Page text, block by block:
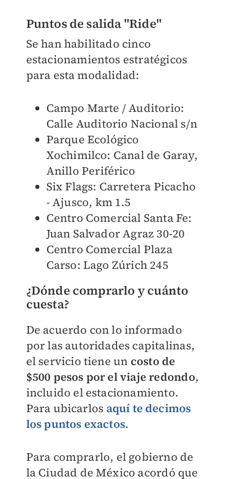
Puntos de salida "Ride"
Se han habilitado cinco
estacionamientos estratégicos
para esta modalidad:
Campo Marte / Auditorio:
Calle Auditorio Nacional s/n
Parque Ecológico
Xochimilco: Canal de Garay,
Anillo Periférico
Six Flags: Carretera Picacho
- Ajusco, km 1.5
Centro Comercial Santa Fe:
Juan Salvador Agraz 30-20
Centro Comercial Plaza
Carso: Lago Zúrich 245
¿Dónde comprarlo y cuánto
cuesta?
De acuerdo con lo informado
por las autoridades capitalinas,
el servicio tiene un costo de
$500 pesos por el viaje redondo,
incluido el estacionamiento.
Para ubicarlos aquí te decimos
los puntos exactos.
Para comprarlo, el gobierno de
la Ciudad de México acordó que